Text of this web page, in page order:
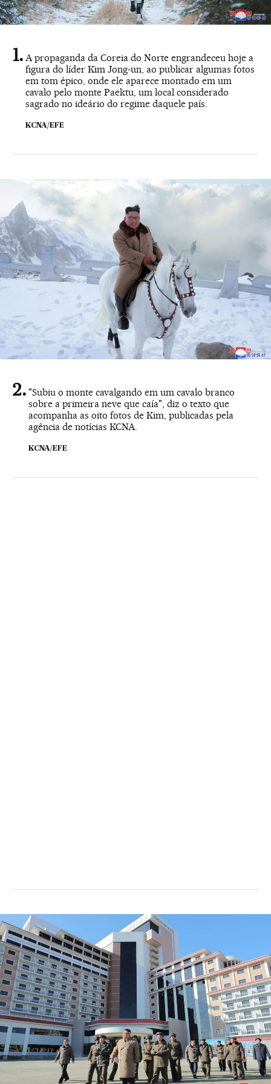
A propaganda da Coreia do Norte engrandeceu hoje a
figura do líder Kim Jong-un, ao publicar algumas fotos
em tom épico, onde ele aparece montado em um
cavalo pelo monte Paektu, um local considerado
sagrado no ideário do regime daquele país.
KCNA/EFE
"Subiu o monte cavalgando em um cavalo branco
sobre a primeira neve que caía", diz o texto que
acompanha as oito fotos de Kim, publicadas pela
agência de notícias KCNA.
KCNA/EFE